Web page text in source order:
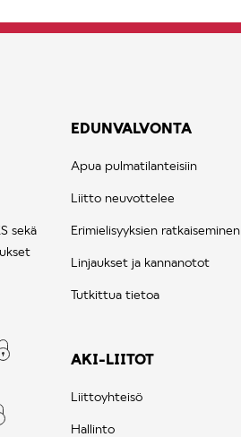
sekä
EDUNVALVONTA
Apua pulmatilanteisiin
Liitto neuvottelee
Erimielisyyksien ratkaiseminen
Linjaukset ja kannanotot
Tutkittua tietoa
AKI-LIITOT
Liittoyhteisö
Hallinto